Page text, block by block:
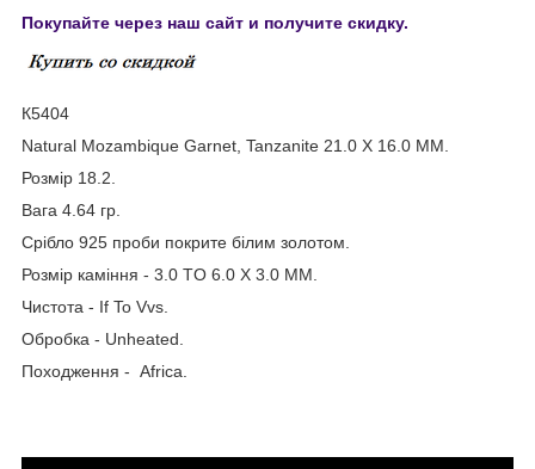
Покупайте через наш сайт и получите скидку.
К5404
Natural Mozambique Garnet, Tanzanite 21.0 X 16.0 MM.
Розмір 18.2.
Вага 4.64 гр.
Срібло 925 проби покрите білим золотом.
Розмір каміння - 3.0 TO 6.0 X 3.0 MM.
Чистота - If To Vvs.
Обробка - Unheated.
Походження - Africa.